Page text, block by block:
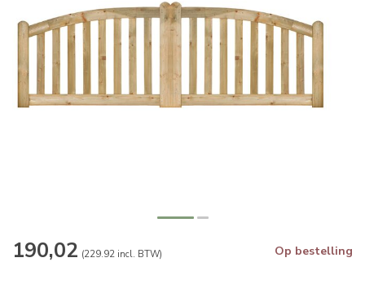
190,02 (229.92 incl. BTW) Op bestelling